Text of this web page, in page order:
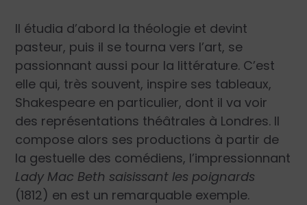
Il étudia d’abord la théologie et devint
pasteur, puis il se tourna vers l’art, se
passionnant aussi pour la littérature. C’est
elle qui, très souvent, inspire ses tableaux,
Shakespeare en particulier, dont il va voir
des représentations théâtrales à Londres. Il
compose alors ses productions à partir de
la gestuelle des comédiens, l’impressionnant
Lady Mac Beth saisissant les poignards
(1812) en est un remarquable exemple.